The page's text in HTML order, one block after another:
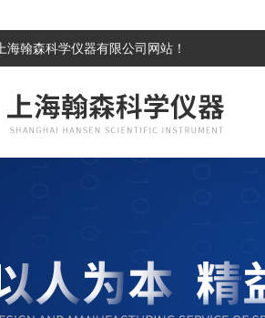
上海翰森科学仪器有限公司 网站！